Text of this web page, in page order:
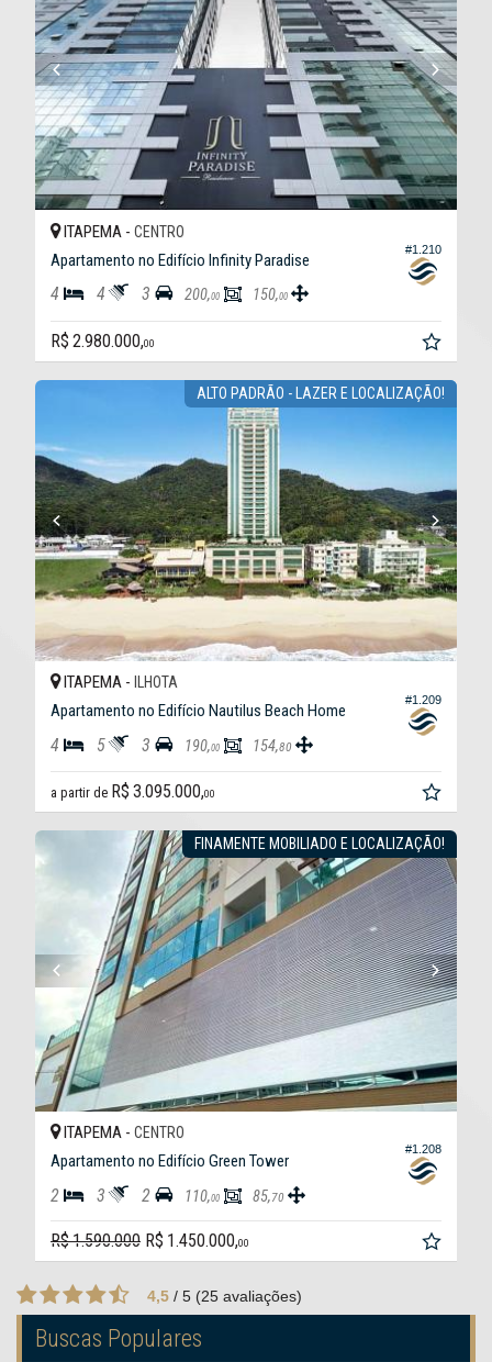
#1.210
ITAPEMA - CENTRO
Apartamento no Edifício Infinity Paradise
4 4 3 200,00 150,00
R$ 2.980.000,00
ALTO PADRÃO - LAZER E LOCALIZAÇÃO!
#1.209
ITAPEMA - ILHOTA
Apartamento no Edifício Nautilus Beach Home
4 5 3 190,00 154,80
a partir de R$ 3.095.000,00
FINAMENTE MOBILIADO E LOCALIZAÇÃO!
#1.208
ITAPEMA - CENTRO
Apartamento no Edifício Green Tower
2 3 2 110,00 85,70
R$ 1.590.000 R$ 1.450.000,00
4,5 / 5 (25 avaliações)
Buscas Populares